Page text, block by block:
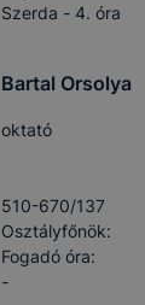
Szerda - 4. óra
Bartal Orsolya
oktató
510-670/137
Osztályfőnök:
Fogadó óra:
-